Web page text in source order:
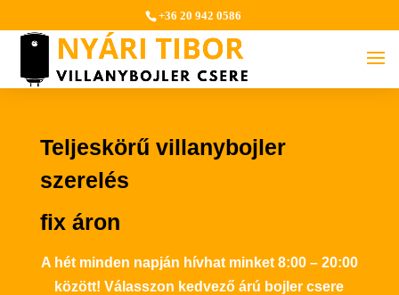
+36 20 942 0586
Teljeskörű villanybojler
szerelés
fix áron
A hét minden napján hívhat minket 8:00 – 20:00
között! Válasszon kedvező árú bojler csere